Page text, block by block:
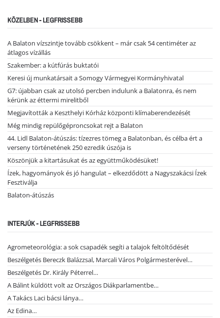
KÖZELBEN - LEGFRISSEBB
A Balaton vízszintje tovább csökkent – már csak 54 centiméter az
átlagos vízállás
Szakember: a kútfúrás buktatói
Keresi új munkatársait a Somogy Vármegyei Kormányhivatal
G7: újabban csak az utolsó percben indulunk a Balatonra, és nem
kérünk az éttermi mirelitből
Megjavították a Keszthelyi Kórház központi klímaberendezését
Még mindig repülőgéproncsokat rejt a Balaton
44. Lidl Balaton-átúszás: tízezres tömeg a Balatonban, és célba ért a
verseny történetének 250 ezredik úszója is
Köszönjük a kitartásukat és az együttműködésüket!
Ízek, hagyományok és jó hangulat – elkezdődött a Nagyszakácsi Ízek
Fesztiválja
Balaton-átúszás
INTERJÚK - LEGFRISSEBB
Agrometeorológia: a sok csapadék segíti a talajok feltöltődését
Beszélgetés Bereczk Balázzsal, Marcali Város Polgármesterével…
Beszélgetés Dr. Király Péterrel…
A Bálint küldött volt az Országos Diákparlamentbe…
A Takács Laci bácsi lánya…
Az Edina…